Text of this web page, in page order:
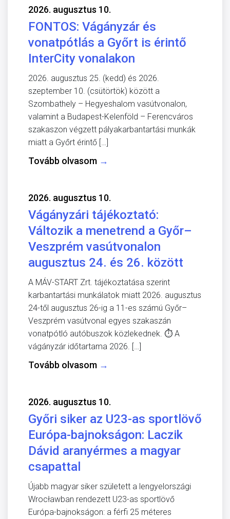
2026. augusztus 10.
FONTOS: Vágányzár és
vonatpótlás a Győrt is érintő
InterCity vonalakon
2026. augusztus 25. (kedd) és 2026.
szeptember 10. (csütörtök) között a
Szombathely – Hegyeshalom vasútvonalon,
valamint a Budapest-Kelenföld – Ferencváros
szakaszon végzett pályakarbantartási munkák
miatt a Győrt érintő […]
Tovább olvasom →
2026. augusztus 10.
Vágányzári tájékoztató:
Változik a menetrend a Győr–
Veszprém vasútvonalon
augusztus 24. és 26. között
A MÁV-START Zrt. tájékoztatása szerint
karbantartási munkálatok miatt 2026. augusztus
24-től augusztus 26-ig a 11-es számú Győr–
Veszprém vasútvonal egyes szakaszán
vonatpótló autóbuszok közlekednek. ⏱️ A
vágányzár időtartama 2026. […]
Tovább olvasom →
2026. augusztus 10.
Győri siker az U23-as sportlövő
Európa-bajnokságon: Laczik
Dávid aranyérmes a magyar
csapattal
Újabb magyar siker született a lengyelországi
Wrocławban rendezett U23-as sportlövő
Európa-bajnokságon: a férfi 25 méteres